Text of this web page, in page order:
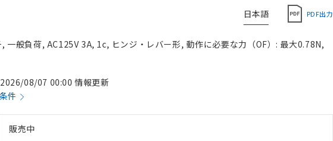
日本語 PDF出力
一般負荷, AC125V 3A, 1c, ヒンジ・レバー形, 動作に必要な力（OF）: 最大0.78N,
2026/08/07 00:00 情報更新
件
販売中